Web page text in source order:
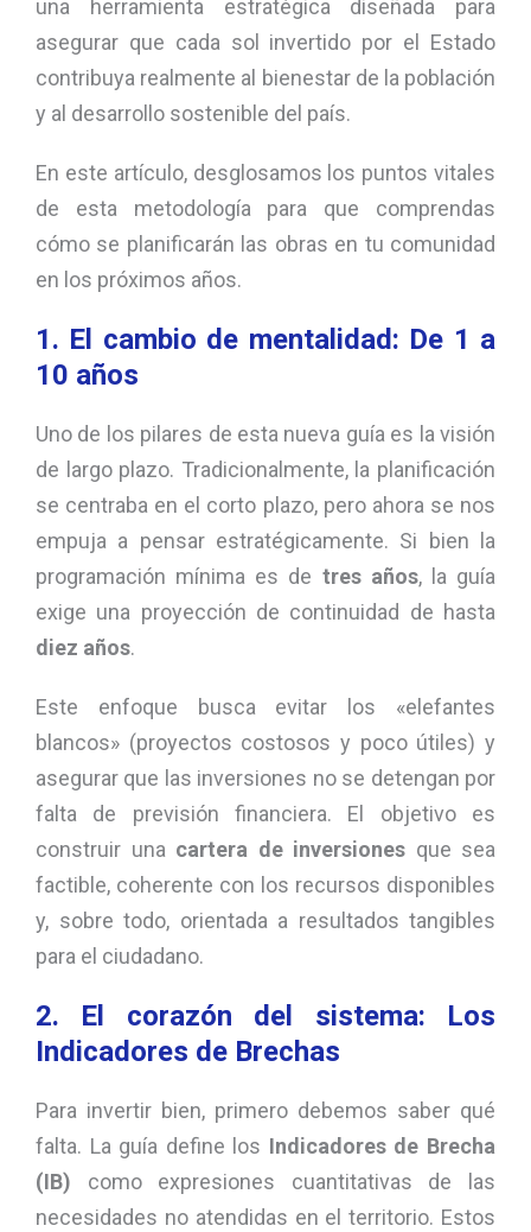
una herramienta estratégica diseñada para
asegurar que cada sol invertido por el Estado
contribuya realmente al bienestar de la población
y al desarrollo sostenible del país.
En este artículo, desglosamos los puntos vitales
de esta metodología para que comprendas
cómo se planificarán las obras en tu comunidad
en los próximos años.
1. El cambio de mentalidad: De 1 a
10 años
Uno de los pilares de esta nueva guía es la visión
de largo plazo. Tradicionalmente, la planificación
se centraba en el corto plazo, pero ahora se nos
empuja a pensar estratégicamente. Si bien la
programación mínima es de tres años, la guía
exige una proyección de continuidad de hasta
diez años.
Este enfoque busca evitar los «elefantes
blancos» (proyectos costosos y poco útiles) y
asegurar que las inversiones no se detengan por
falta de previsión financiera. El objetivo es
construir una cartera de inversiones que sea
factible, coherente con los recursos disponibles
y, sobre todo, orientada a resultados tangibles
para el ciudadano.
2. El corazón del sistema: Los
Indicadores de Brechas
Para invertir bien, primero debemos saber qué
falta. La guía define los Indicadores de Brecha
(IB) como expresiones cuantitativas de las
necesidades no atendidas en el territorio. Estos